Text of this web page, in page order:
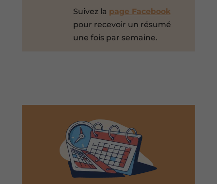
Suivez la page Facebook
pour recevoir un résumé
une fois par semaine.